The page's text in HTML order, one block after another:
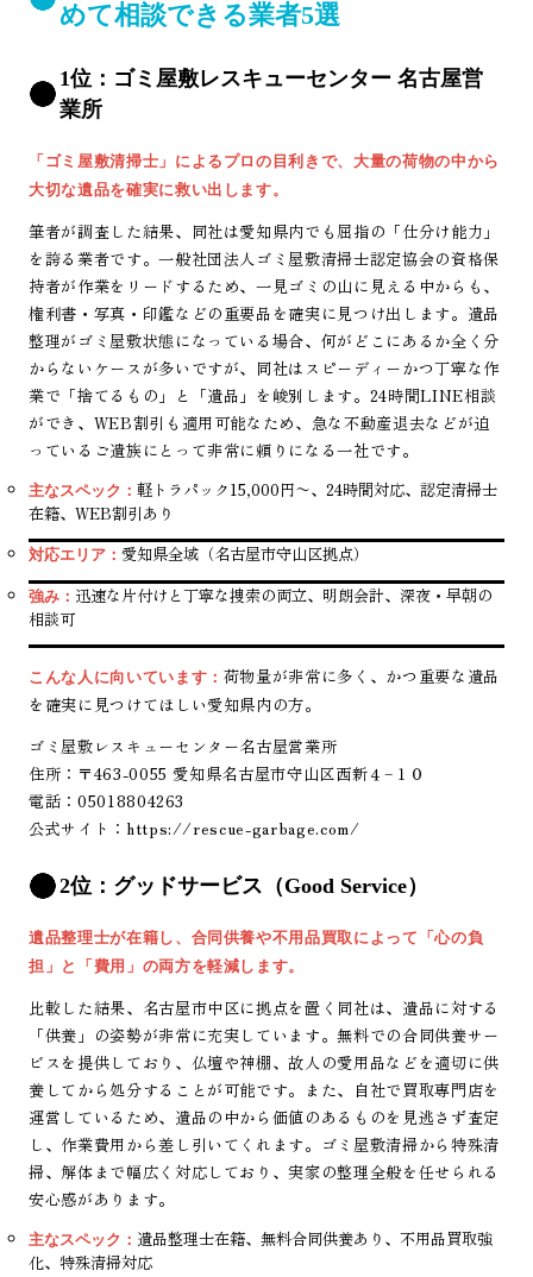
めて相談できる業者5選
1位：ゴミ屋敷レスキューセンター 名古屋営
業所
「ゴミ屋敷清掃士」によるプロの目利きで、大量の荷物の中から
大切な遺品を確実に救い出します。
筆者が調査した結果、同社は愛知県内でも屈指の「仕分け能力」
を誇る業者です。一般社団法人ゴミ屋敷清掃士認定協会の資格保
持者が作業をリードするため、一見ゴミの山に見える中からも、
権利書・写真・印鑑などの重要品を確実に見つけ出します。遺品
整理がゴミ屋敷状態になっている場合、何がどこにあるか全く分
からないケースが多いですが、同社はスピーディーかつ丁寧な作
業で「捨てるもの」と「遺品」を峻別します。24時間LINE相談
ができ、WEB割引も適用可能なため、急な不動産退去などが迫
っているご遺族にとって非常に頼りになる一社です。
主なスペック： 軽トラパック15,000円〜、24時間対応、認定清掃士
在籍、WEB割引あり
対応エリア： 愛知県全域（名古屋市守山区拠点）
強み： 迅速な片付けと丁寧な捜索の両立、明朗会計、深夜・早朝の
相談可
こんな人に向いています： 荷物量が非常に多く、かつ重要な遺品
を確実に見つけてほしい愛知県内の方。
ゴミ屋敷レスキューセンター名古屋営業所
住所：〒463-0055 愛知県名古屋市守山区西新４−１０
電話：05018804263
公式サイト： https://rescue-garbage.com/
2位：グッドサービス（Good Service）
遺品整理士が在籍し、合同供養や不用品買取によって「心の負
担」と「費用」の両方を軽減します。
比較した結果、名古屋市中区に拠点を置く同社は、遺品に対する
「供養」の姿勢が非常に充実しています。無料での合同供養サー
ビスを提供しており、仏壇や神棚、故人の愛用品などを適切に供
養してから処分することが可能です。また、自社で買取専門店を
運営しているため、遺品の中から価値のあるものを見逃さず査定
し、作業費用から差し引いてくれます。ゴミ屋敷清掃から特殊清
掃、解体まで幅広く対応しており、実家の整理全般を任せられる
安心感があります。
主なスペック： 遺品整理士在籍、無料合同供養あり、不用品買取強
化、特殊清掃対応